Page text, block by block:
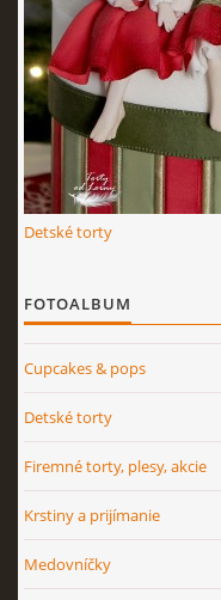
Detské torty
FOTOALBUM
Cupcakes & pops
Detské torty
Firemné torty, plesy, akcie
Krstiny a prijímanie
Medovníčky